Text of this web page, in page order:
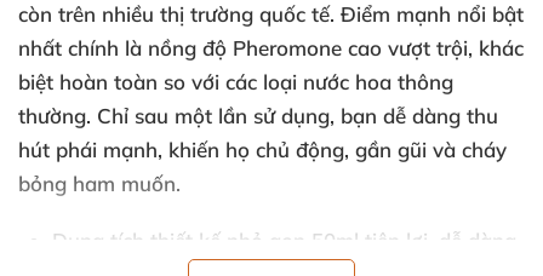
còn trên nhiều thị trường quốc tế. Điểm mạnh nổi bật
nhất chính là nồng độ Pheromone cao vượt trội, khác
biệt hoàn toàn so với các loại nước hoa thông
thường. Chỉ sau một lần sử dụng, bạn dễ dàng thu
hút phái mạnh, khiến họ chủ động, gần gũi và cháy
bỏng ham muốn.
Dung tích thiết kế nhỏ gọn 50ml tiện lợi, dễ dàng